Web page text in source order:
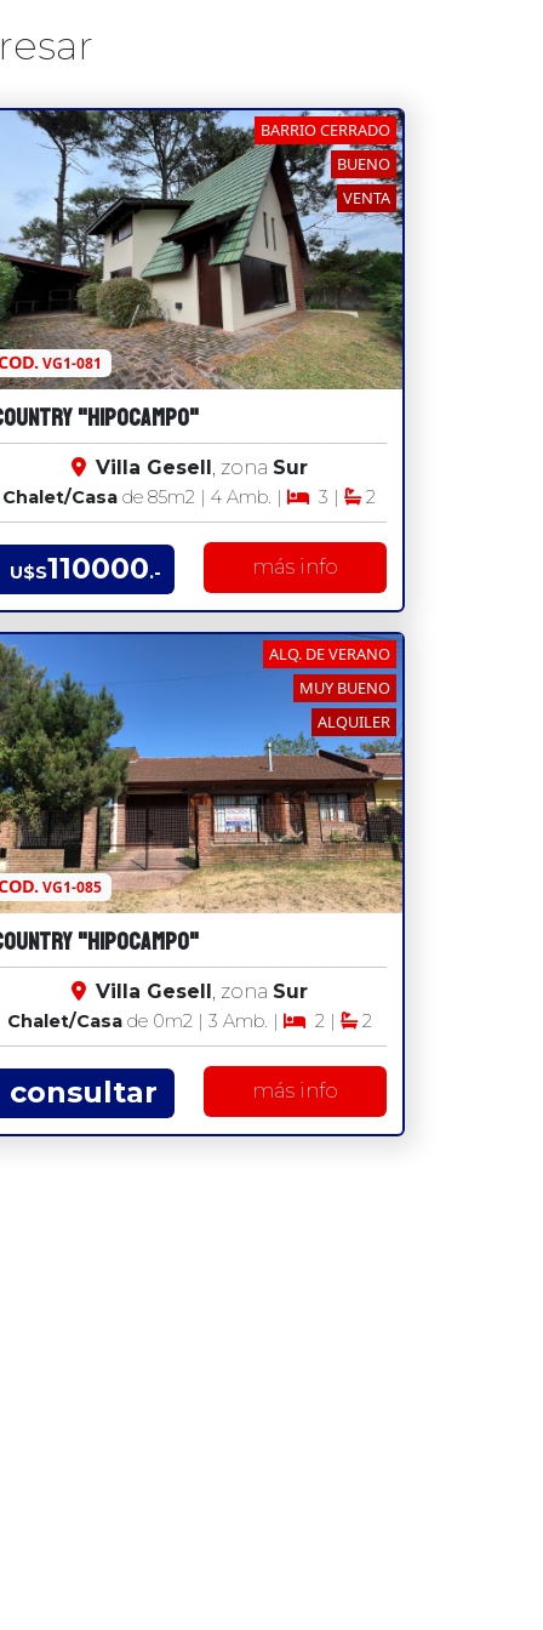
VG1-081
BARRIO CERRADO
BUENO
VENTA
"HIPOCAMPO"
Villa Gesell , zona Sur
Chalet/Casa de 85m2 | 4 Amb. | 3 | 2
U$S110000.- más info
VG1-085
ALQ. DE VERANO
MUY BUENO
ALQUILER
"HIPOCAMPO"
Villa Gesell , zona Sur
Chalet/Casade 0m2| 3 Amb. | 2 | 2
consultar más info